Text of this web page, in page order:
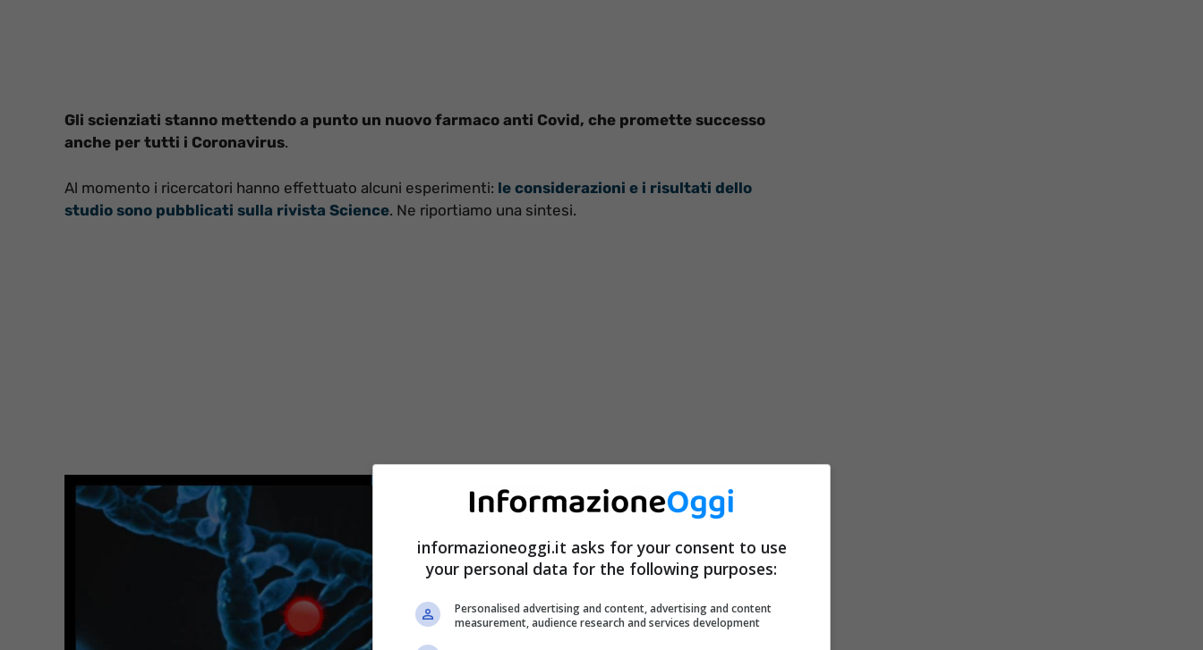
Gli scienziati stanno mettendo a punto un nuovo farmaco anti Covid, che promette successo
anche per tutti i Coronavirus.
Al momento i ricercatori hanno effettuato alcuni esperimenti: le considerazioni e i risultati dello
studio sono pubblicati sulla rivista Science. Ne riportiamo una sintesi.
informazioneoggi.it asks for your consent to use
your personal data for the following purposes:
Personalised advertising and content, advertising and content
measurement, audience research and services development